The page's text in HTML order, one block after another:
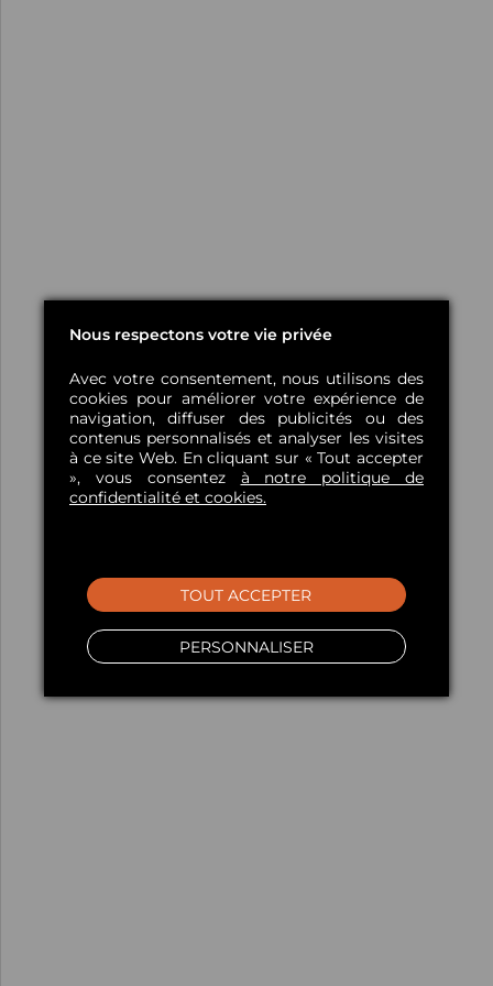
Nous respectons votre vie privée
Avec votre consentement, nous utilisons des
cookies pour améliorer votre expérience de
navigation, diffuser des publicités ou des
contenus personnalisés et analyser les visites
à ce site Web. En cliquant sur « Tout accepter
», vous consentez à notre politique de
confidentialité et cookies.
PERSONNALISER
TOUT ACCEPTER